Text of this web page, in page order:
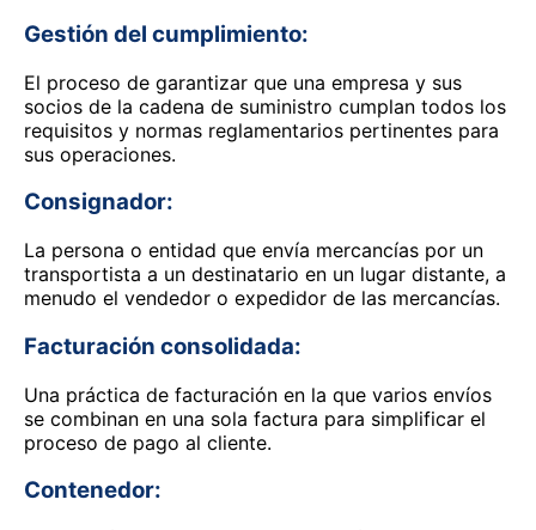
Gestión del cumplimiento:
El proceso de garantizar que una empresa y sus
socios de la cadena de suministro cumplan todos los
requisitos y normas reglamentarios pertinentes para
sus operaciones.
Consignador:
La persona o entidad que envía mercancías por un
transportista a un destinatario en un lugar distante, a
menudo el vendedor o expedidor de las mercancías.
Facturación consolidada:
Una práctica de facturación en la que varios envíos
se combinan en una sola factura para simplificar el
proceso de pago al cliente.
Contenedor: